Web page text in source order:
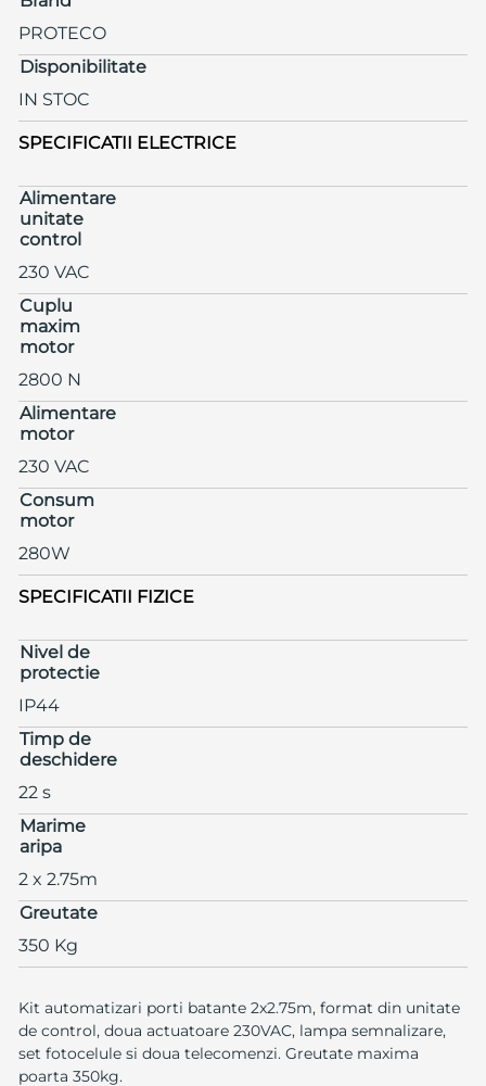
PROTECO
Disponibilitate
IN STOC
SPECIFICATII ELECTRICE
Alimentare
unitate
control
230 VAC
Cuplu
maxim
motor
2800 N
Alimentare
motor
230 VAC
Consum
motor
280W
SPECIFICATII FIZICE
Nivel de
protectie
IP44
Timp de
deschidere
22 s
Marime
aripa
2 x 2.75m
Greutate
350 Kg
Kit automatizari porti batante 2x2.75m, format din unitate
de control, doua actuatoare 230VAC, lampa semnalizare,
set fotocelule si doua telecomenzi. Greutate maxima
poarta 350kg.